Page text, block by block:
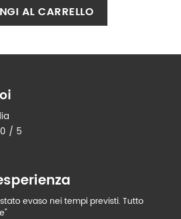
AL CARRELLO
/ 5
evaso nei tempi previsti. Tutto